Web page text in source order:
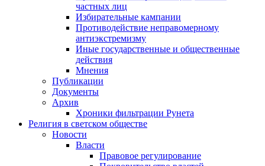
частных лиц
Избирательные кампании
Противодействие неправомерному
антиэкстремизму
Иные государственные и общественные
действия
Мнения
Публикации
Документы
Архив
Хроники фильтрации Рунета
Религия в светском обществе
Новости
Власти
Правовое регулирование